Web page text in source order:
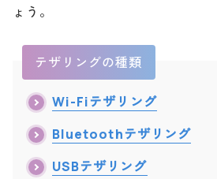
ょう。
テザリングの種類
Wi-Fiテザリング
Bluetoothテザリング
USBテザリング